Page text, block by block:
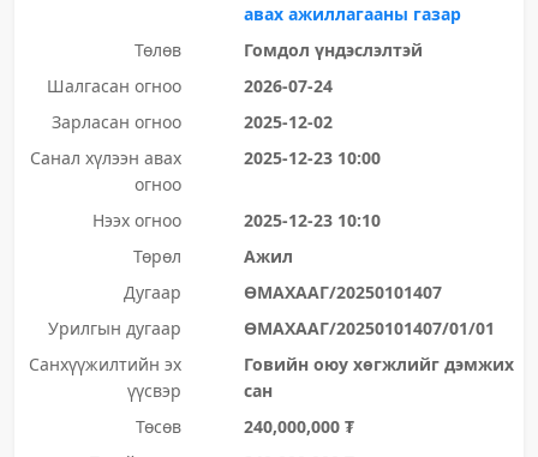
авах ажиллагааны газар
Төлөв
Гомдол үндэслэлтэй
Шалгасан огноо
2026-07-24
Зарласан огноо
2025-12-02
Санал хүлээн авах
огноо
2025-12-23 10:00
Нээх огноо
2025-12-23 10:10
Төрөл
Ажил
Дугаар
ӨМАХААГ/20250101407
Урилгын дугаар
ӨМАХААГ/20250101407/01/01
Санхүүжилтийн эх
үүсвэр
Говийн оюу хөгжлийг дэмжих
сан
Төсөв
240,000,000 ₮